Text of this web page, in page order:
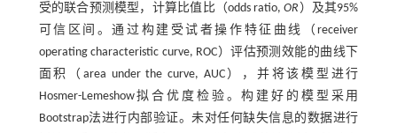
受的联合预测模型，计算比值比（odds ratio,OR ）及其95%
可信区间。通过构建受试者操作特征曲线（receiver
operating characteristic curve, ROC）评估预测效能的曲线下
面积（area under the curve, AUC），并将该模型进行
Hosmer-Lemeshow拟合优度检验。构建好的模型采用
Bootstrap法进行内部验证。未对任何缺失信息的数据进行